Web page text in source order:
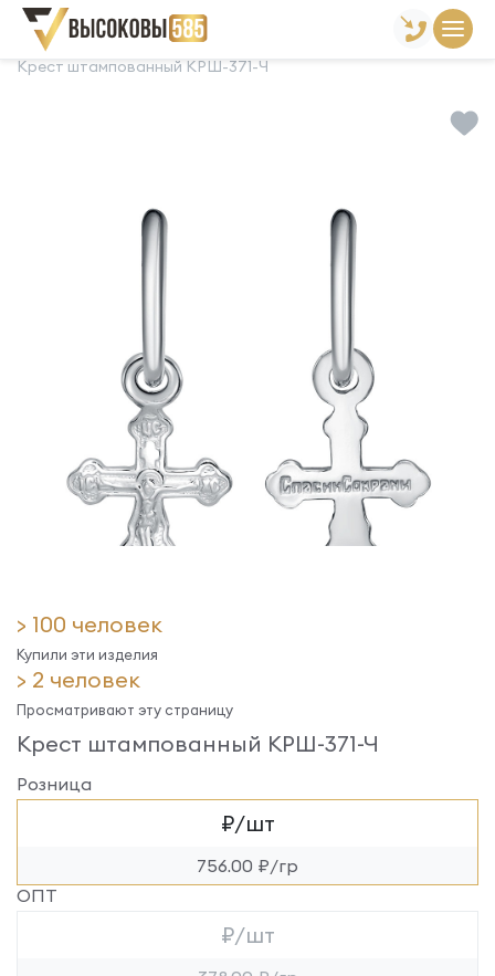
Главная Склад готовой продукции
Крест штампованный КРШ-371-Ч
> 100 человек
Купили эти изделия
> 2 человек
Просматривают эту страницу
Крест штампованный КРШ-371-Ч
Розница
₽/шт
756.00 ₽/гр
ОПТ
₽/шт